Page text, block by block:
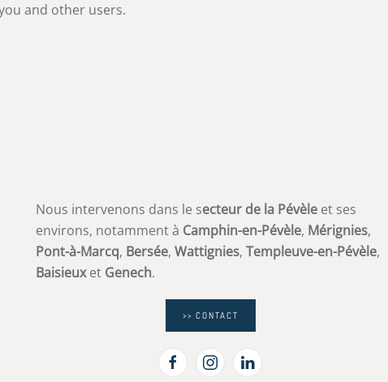
and other users.
Nous intervenons dans le secteur de la Pévèle et ses
environs, notamment à Camphin-en-Pévèle, Mérignies,
Pont-à-Marcq, Bersée, Wattignies, Templeuve-en-Pévèle,
Baisieuxet Genech.
>> CONTACT